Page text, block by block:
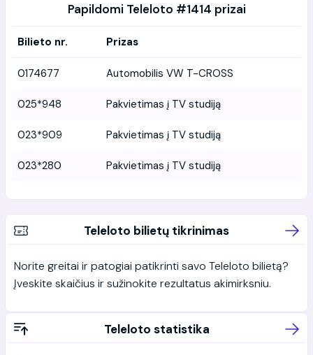
Papildomi Teleloto #1414 prizai
Bilieto nr. Prizas
0174677 Automobilis VW T-CROSS
025*948 Pakvietimas į TV studiją
023*909 Pakvietimas į TV studiją
023*280 Pakvietimas į TV studiją
Teleloto bilietų tikrinimas
Norite greitai ir patogiai patikrinti savo Teleloto bilietą?
Įveskite skaičius ir sužinokite rezultatus akimirksniu.
Teleloto statistika